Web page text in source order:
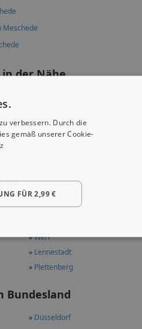
Meschede
der Nähe
»Lippstadt
»Werl
» Lennestadt
» Plettenberg
Bundesland
» Düsseldorf
verbessern. Durch die
gemäß unserer Cookie-
FÜR 2,99 €